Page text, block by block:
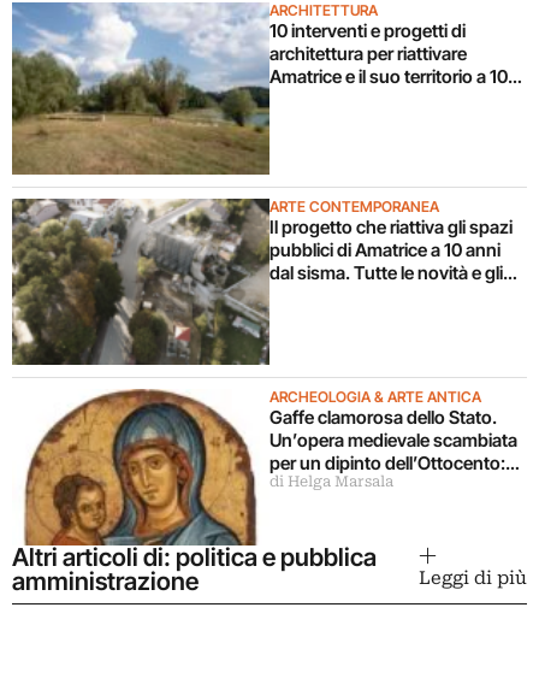
ARCHITETTURA
10 interventi e progetti di
architettura per riattivare
Amatrice e il suo territorio a 10
ARTE CONTEMPORANEA
Il progetto che riattiva gli spazi
pubblici di Amatrice a 10 anni
dal sisma. Tutte le novità e gli
ARCHEOLOGIA & ARTE ANTICA
Gaffe clamorosa dello Stato.
Un’opera medievale scambiata
per un dipinto dell’Ottocento:
perduta per sempre
di Helga Marsala
Altri articoli di: politica e pubblica
amministrazione
Leggi di più